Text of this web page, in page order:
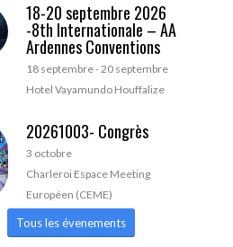
18-20 septembre 2026
-8th Internationale – AA
Ardennes Conventions
18 septembre-20 septembre
Hotel Vayamundo Houffalize
20261003- Congrès
3 octobre
Charleroi Espace Meeting
Européen (CEME)
Tous les évenements